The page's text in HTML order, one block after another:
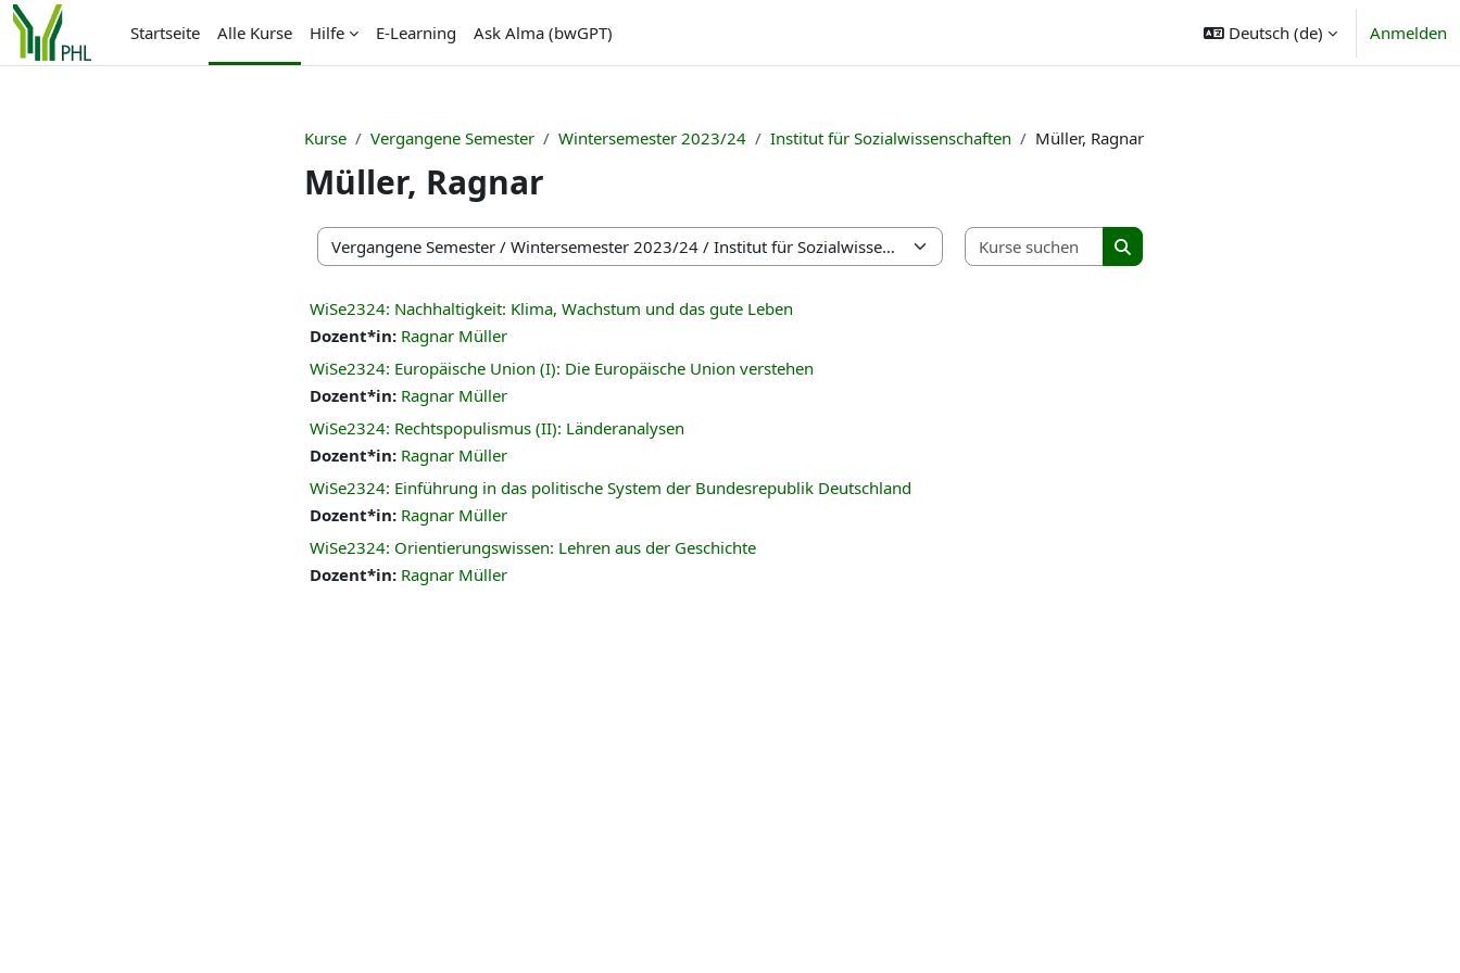
Zum Hauptinhalt
Startseite
Alle Kurse Hilfe E-Learning Ask Alma (bwGPT) Deutsch ‎(de)‎ Anmelden
Kurse Vergangene Semester Wintersemester 2023/24 Institut für Sozialwissenschaften Müller, Ragnar
Müller, Ragnar
Kursbereiche
Kurse suchen
Kurse suchen
WiSe2324: Nachhaltigkeit: Klima, Wachstum und das gute Leben
Dozent*in: Ragnar Müller
WiSe2324: Europäische Union (I): Die Europäische Union verstehen
Dozent*in: Ragnar Müller
WiSe2324: Rechtspopulismus (II): Länderanalysen
Dozent*in: Ragnar Müller
WiSe2324: Einführung in das politische System der Bundesrepublik Deutschland
Dozent*in: Ragnar Müller
WiSe2324: Orientierungswissen: Lehren aus der Geschichte
Dozent*in: Ragnar Müller